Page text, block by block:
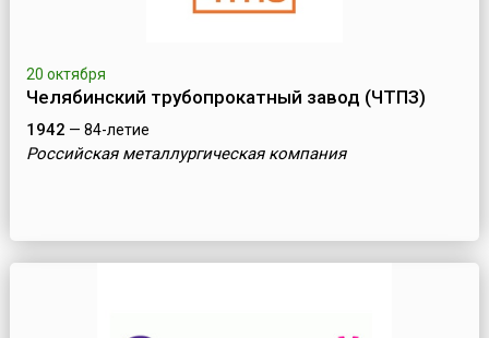
20 октября
Челябинский трубопрокатный завод (ЧТПЗ)
1942 — 84-летие
Российская металлургическая компания